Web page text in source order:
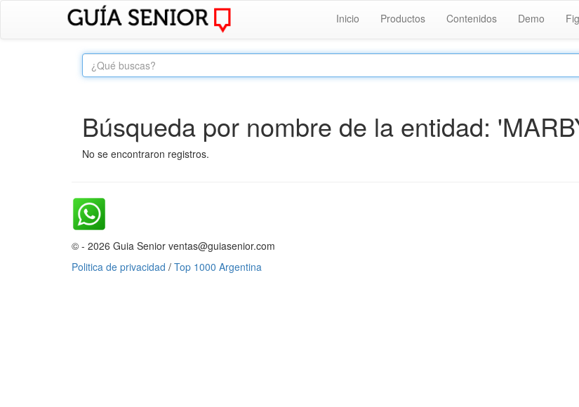
Inicio Productos Contenidos Demo
Búsqueda por nombre de la entidad:
No se encontraron registros.
© - 2026 Guia Senior ventas@guiasenior.com
Politica de privacidad / Top 1000 Argentina